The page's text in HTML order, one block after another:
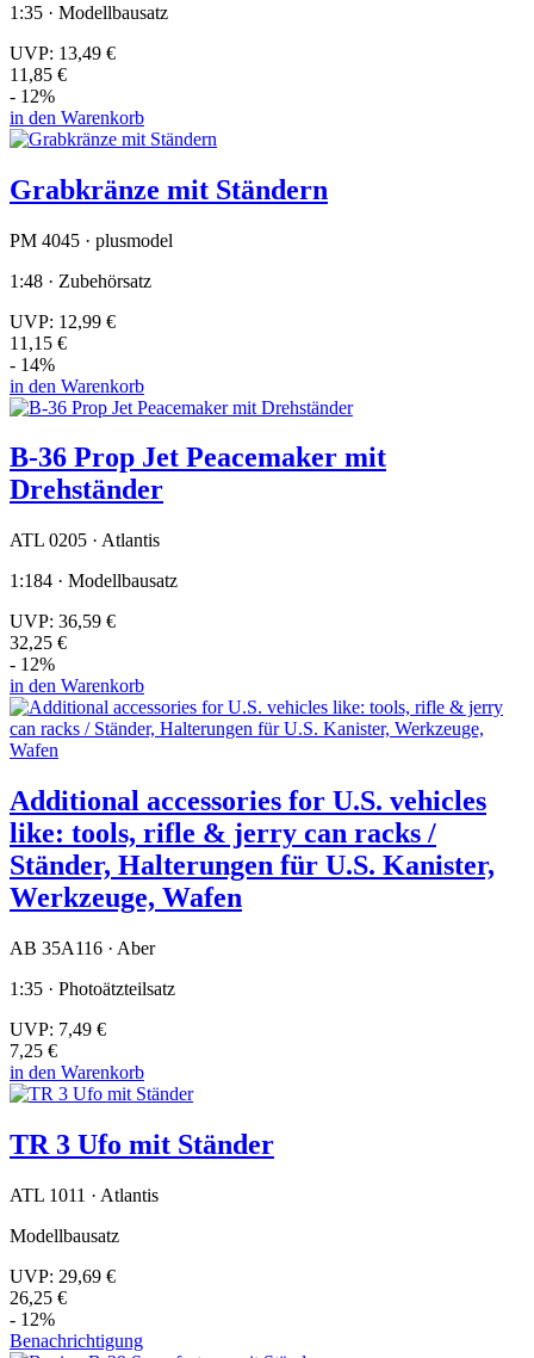
1:35 · Modellbausatz
UVP: 13,49 €
11,85 €
- 12%
in den Warenkorb
Grabkränze mit Ständern
PM 4045 · plusmodel
1:48 · Zubehörsatz
UVP: 12,99 €
11,15 €
- 14%
in den Warenkorb
B-36 Prop Jet Peacemaker mit
Drehständer
ATL 0205 · Atlantis
1:184 · Modellbausatz
UVP: 36,59 €
32,25 €
- 12%
in den Warenkorb
Additional accessories for U.S. vehicles
like: tools, rifle & jerry can racks /
Ständer, Halterungen für U.S. Kanister,
Werkzeuge, Wafen
AB 35A116 · Aber
1:35 · Photoätzteilsatz
UVP: 7,49 €
7,25 €
in den Warenkorb
TR 3 Ufo mit Ständer
ATL 1011 · Atlantis
Modellbausatz
UVP: 29,69 €
26,25 €
- 12%
Benachrichtigung